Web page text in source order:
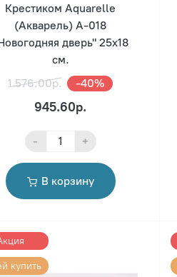
Крестиком Aquarelle
(Акварель) А-018
дверь" 25х18
см.
1 576.00р.
-40%
945.60р.
- +
В корзину
купить